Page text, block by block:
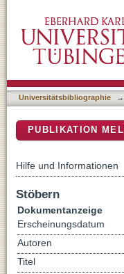
Universitätsbibliographie →
PUBLIKATION
Hilfe und Informationen
Stöbern
Dokumentanzeige
Erscheinungsdatum
Autoren
Titel